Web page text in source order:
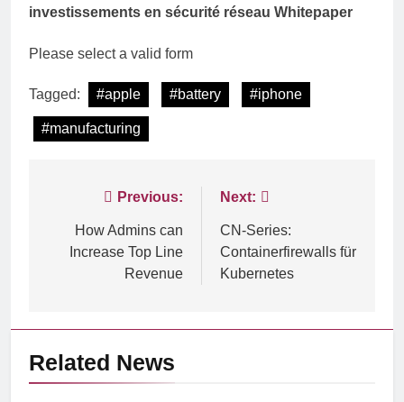
investissements en sécurité réseau Whitepaper
Please select a valid form
Tagged: #apple #battery #iphone
#manufacturing
navigation
Previous:
How Admins can
Increase Top Line
Revenue
Next:
CN-Series:
Containerfirewalls für
Kubernetes
Related News